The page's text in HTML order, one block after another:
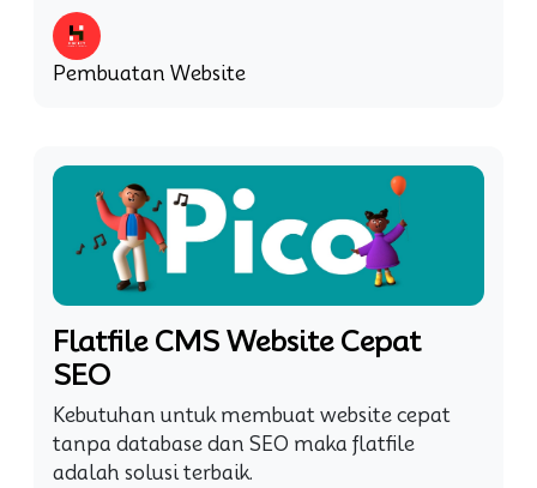
Pembuatan Website
Flatfile CMS Website Cepat
SEO
Kebutuhan untuk membuat website cepat
tanpa database dan SEO maka flatfile
adalah solusi terbaik.